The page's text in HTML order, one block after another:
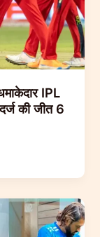
IPL
की जीत 6